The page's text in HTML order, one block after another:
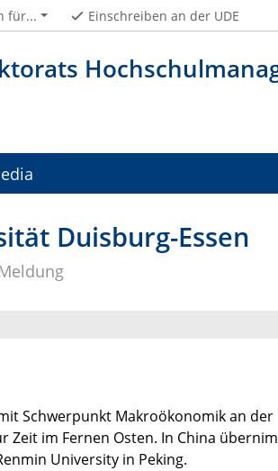
für... Einschreiben an der UDE
Duisburg-Essen
Schwerpunkt Makroökonomik an der
Zeit im Fernen Osten. In China
University in Peking.